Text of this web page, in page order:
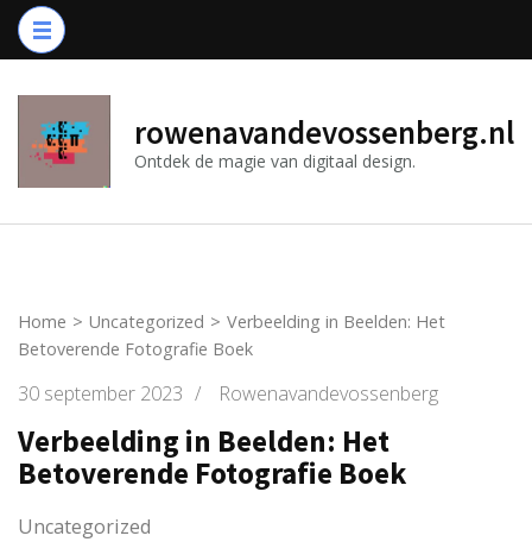
Ga
naar
(druk
Enter)
rowenavandevossenberg.nl
Ontdek de magie van digitaal design.
Home > Uncategorized > Verbeelding in Beelden: Het
Betoverende Fotografie Boek
30 september 2023 / Rowenavandevossenberg
Verbeelding in Beelden: Het
Betoverende Fotografie Boek
Uncategorized